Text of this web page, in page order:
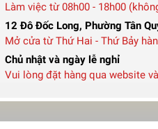
Làm việc từ 08h00 - 18h00
12 Đô Đốc Long, Phường Tân
Mở cửa từ Thứ Hai - Thứ Bảy
Chủ nhật và ngày lễ nghỉ
Vui lòng đặt hàng qua website